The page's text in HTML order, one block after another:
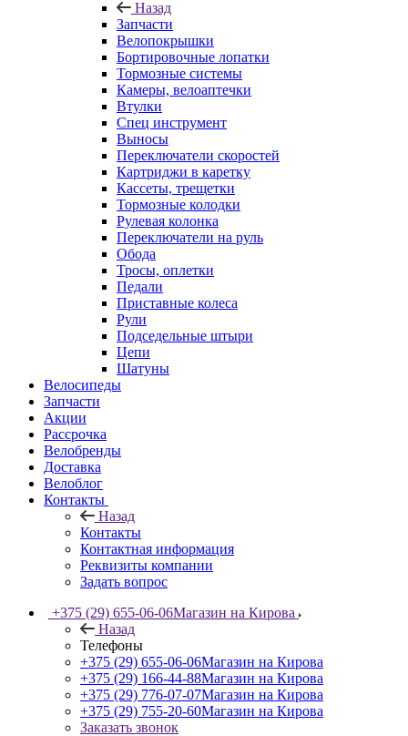
Назад
Запчасти
Велопокрышки
Бортировочные лопатки
Тормозные системы
Камеры, велоаптечки
Втулки
Спец инструмент
Выносы
Переключатели скоростей
Картриджи в каретку
Кассеты, трещетки
Тормозные колодки
Рулевая колонка
Переключатели на руль
Обода
Тросы, оплетки
Педали
Приставные колеса
Рули
Подседельные штыри
Цепи
Шатуны
Велосипеды
Запчасти
Акции
Рассрочка
Велобренды
Доставка
Велоблог
Контакты
Назад
Контакты
Контактная информация
Реквизиты компании
Задать вопрос
+375 (29) 655-06-06Магазин на Кирова
Назад
Телефоны
+375 (29) 655-06-06Магазин на Кирова
+375 (29) 166-44-88Магазин на Кирова
+375 (29) 776-07-07Магазин на Кирова
+375 (29) 755-20-60Магазин на Кирова
Заказать звонок